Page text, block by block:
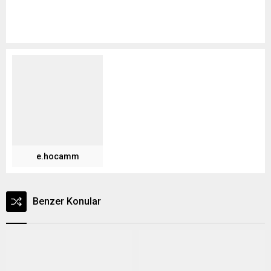
e.hocamm
Benzer Konular